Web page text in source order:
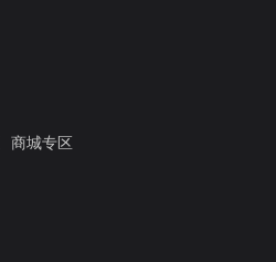
商城专区